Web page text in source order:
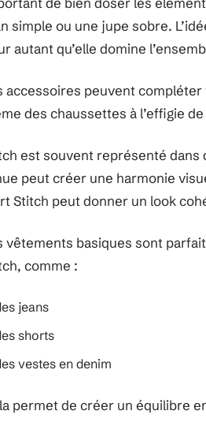
simple ou une jupe sobre.
autant qu’elle domine
accessoires peuvent
des chaussettes à l’effigie
est souvent représenté
peut créer une harmonie
Stitch peut donner un look
vêtements basiques sont
comme :
jeans
shorts
vestes en denim
permet de créer un équilibre